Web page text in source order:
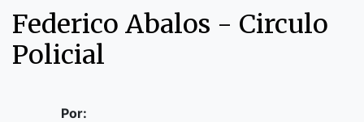
Federico Abalos - Circulo
Policial
Por: